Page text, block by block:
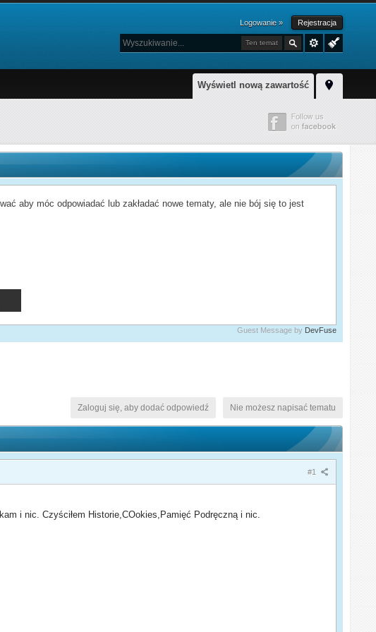
Logowanie » Rejestracja
Ten temat
Wyświetl nową zawartość
aby móc odpowiadać lub zakładać nowe tematy, ale nie bój się to jest
Guest Message by DevFuse
Nie możesz napisać tematu
Zaloguj się, aby dodać odpowiedź
#1
i nic. Czyściłem Historie,COokies,Pamięć Podręczną i nic.